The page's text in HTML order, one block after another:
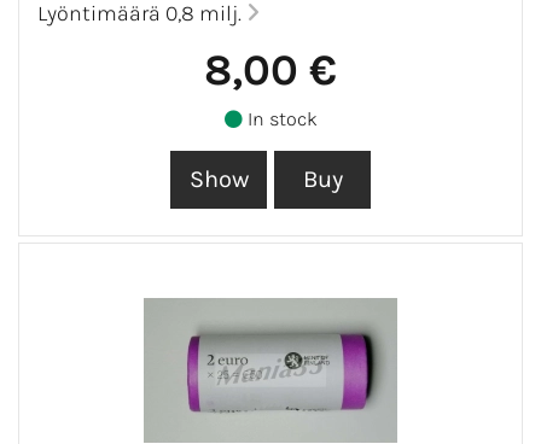
Lyöntimäärä 0,8 milj.
8,00 €
In stock